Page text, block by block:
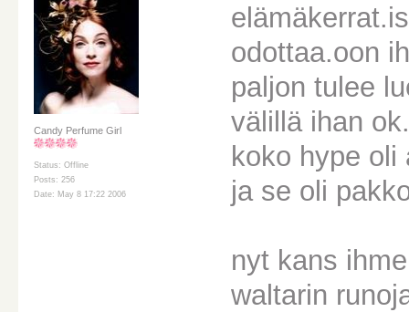
Candy Perfume Girl
Status: Offline
Posts: 256
Date: May 8 17:22 2006
odottaa.oon
paljon tulee
välillä ihan
koko hype oli
ja se oli
nyt kans
waltarin